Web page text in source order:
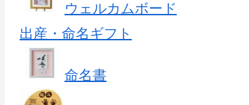
ウェルカムボード
出産・命名ギフト
命名書